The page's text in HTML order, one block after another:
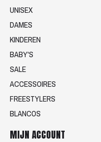
UNISEX
DAMES
KINDEREN
BABY'S
SALE
ACCESSOIRES
FREESTYLERS
BLANCOS
MIJN ACCOUNT